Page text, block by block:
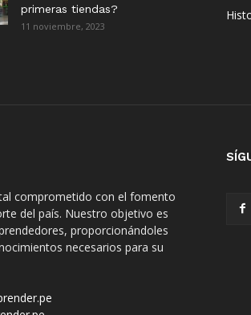
primeras tiendas?
11 noviembre, 2023
comprometido con el fomento
del país. Nuestro objetivo es
proporcionándoles
necesarios para su